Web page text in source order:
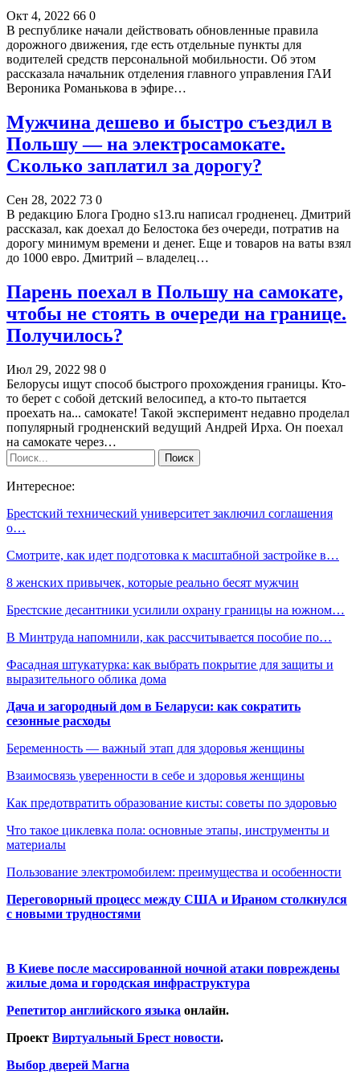
Окт 4, 2022 66 0
В республике начали действовать обновленные правила
дорожного движения, где есть отдельные пункты для
водителей средств персональной мобильности. Об этом
рассказала начальник отделения главного управления ГАИ
Вероника Романькова в эфире…
Мужчина дешево и быстро съездил в
Польшу — на электросамокате.
Сколько заплатил за дорогу?
Сен 28, 2022 73 0
В редакцию Блога Гродно s13.ru написал гродненец. Дмитрий
рассказал, как доехал до Белостока без очереди, потратив на
дорогу минимум времени и денег. Еще и товаров на ваты взял
до 1000 евро. Дмитрий – владелец…
Парень поехал в Польшу на самокате,
чтобы не стоять в очереди на границе.
Получилось?
Июл 29, 2022 98 0
Белорусы ищут способ быстрого прохождения границы. Кто-
то берет с собой детский велосипед, а кто-то пытается
проехать на... самокате! Такой эксперимент недавно проделал
популярный гродненский ведущий Андрей Ирха. Он поехал
на самокате через…
Интересное:
Брестский технический университет заключил соглашения
о…
Смотрите, как идет подготовка к масштабной застройке в…
8 женских привычек, которые реально бесят мужчин
Брестские десантники усилили охрану границы на южном…
В Минтруда напомнили, как рассчитывается пособие по…
Фасадная штукатурка: как выбрать покрытие для защиты и
выразительного облика дома
Дача и загородный дом в Беларуси: как сократить
сезонные расходы
Беременность — важный этап для здоровья женщины
Взаимосвязь уверенности в себе и здоровья женщины
Как предотвратить образование кисты: советы по здоровью
Что такое циклевка пола: основные этапы, инструменты и
материалы
Пользование электромобилем: преимущества и особенности
Переговорный процесс между США и Ираном столкнулся
с новыми трудностями
В Киеве после массированной ночной атаки повреждены
жилые дома и городская инфраструктура
Репетитор английского языка онлайн.
Проект Виртуальный Брест новости.
Выбор дверей Магна